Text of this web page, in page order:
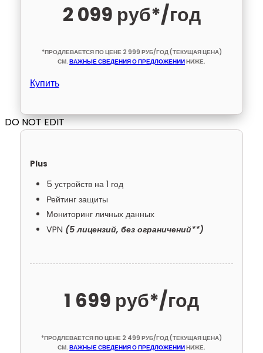
2 099 руб*/год
*ПРОДЛЕВАЕТСЯ ПО ЦЕНЕ 2 999 РУБ/ГОД (ТЕКУЩАЯ ЦЕНА)
СМ. ВАЖНЫЕ СВЕДЕНИЯ О ПРЕДЛОЖЕНИИНИЖЕ.
Купить
DO NOT EDIT
Plus
5 устройств на 1 год
Рейтинг защиты
Мониторинг личных данных
VPN (5 лицензий, без ограничений**)
1 699 руб*/год
*ПРОДЛЕВАЕТСЯ ПО ЦЕНЕ 2 499 РУБ/ГОД (ТЕКУЩАЯ ЦЕНА)
СМ. ВАЖНЫЕ СВЕДЕНИЯ О ПРЕДЛОЖЕНИИНИЖЕ.